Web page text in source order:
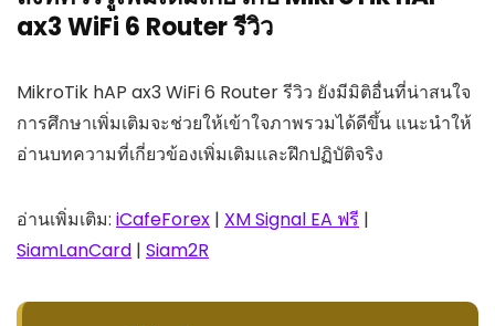
ax3 WiFi 6 Router รีวิว
MikroTik hAP ax3 WiFi 6 Router รีวิว ยังมีมิติอื่นที่น่าสนใจ
การศึกษาเพิ่มเติมจะช่วยให้เข้าใจภาพรวมได้ดีขึ้น แนะนำให้
อ่านบทความที่เกี่ยวข้องเพิ่มเติมและฝึกปฏิบัติจริง
อ่านเพิ่มเติม: iCafeForex | XM Signal EA ฟรี |
SiamLanCard | Siam2R